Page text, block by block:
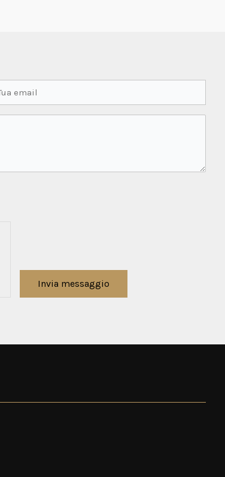
Invia messaggio